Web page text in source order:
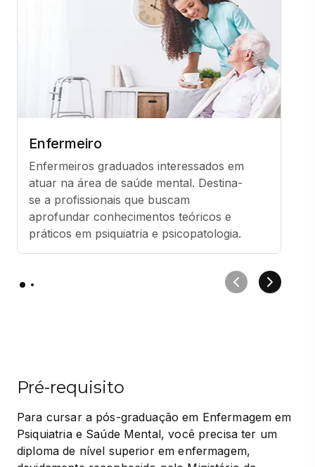
Enfermeiro
Enfermeiros graduados interessados em
atuar na área de saúde mental. Destina-
se a profissionais que buscam
aprofundar conhecimentos teóricos e
práticos em psiquiatria e psicopatologia.
Pré-requisito
Para cursar a pós-graduação em Enfermagem em
Psiquiatria e Saúde Mental, você precisa ter um
diploma de nível superior em enfermagem,